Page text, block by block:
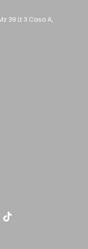
39 Lt 3 Casa A,